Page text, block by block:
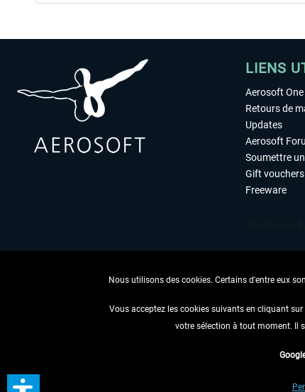
LIENS
Aerosoft One
Retours de
Updates
Aerosoft
Soumettre
Gift vouchers
Freeware
Nous utilisons des cookies. Certains d'entre eux
Vous acceptez les cookies suivants en cliquant
votre sélection à tout moment. Il